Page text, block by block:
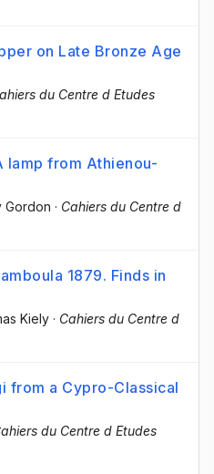
on Late Bronze Age
du Centre d Etudes
lamp from Athienou-
Gordon · Cahiers du Centre d
1879. Finds in
Kiely · Cahiers du Centre d
from a Cypro-Classical
du Centre d Etudes